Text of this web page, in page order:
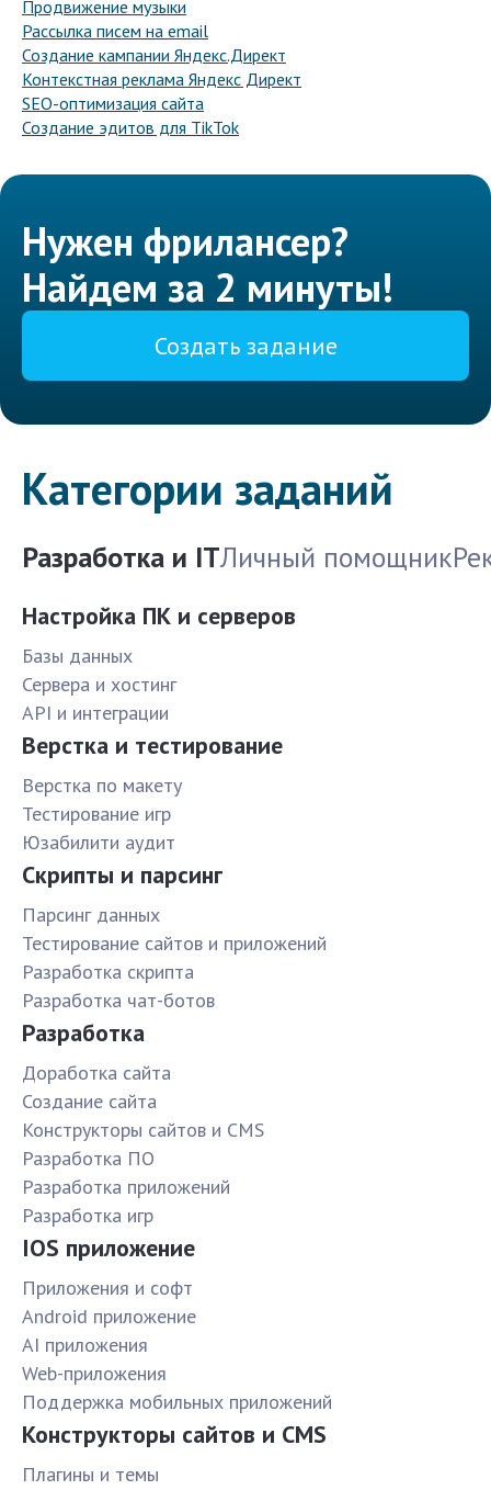
Продвижение музыки
Рассылка писем на email
Создание кампании Яндекс.Директ
Контекстная реклама Яндекс Директ
SEO-оптимизация сайта
Создание эдитов для TikTok
Нужен фрилансер?
Найдем за 2 минуты!
Создать задание
Категории заданий
Разработка и ITЛичный помощник
Настройка ПК и серверов
Базы данных
Сервера и хостинг
API и интеграции
Верстка и тестирование
Верстка по макету
Тестирование игр
Юзабилити аудит
Скрипты и парсинг
Парсинг данных
Тестирование сайтов и приложений
Разработка скрипта
Разработка чат-ботов
Разработка
Доработка сайта
Создание сайта
Конструкторы сайтов и CMS
Разработка ПО
Разработка приложений
Разработка игр
IOS приложение
Приложения и софт
Android приложение
AI приложения
Web-приложения
Поддержка мобильных приложений
Конструкторы сайтов и CMS
Плагины и темы